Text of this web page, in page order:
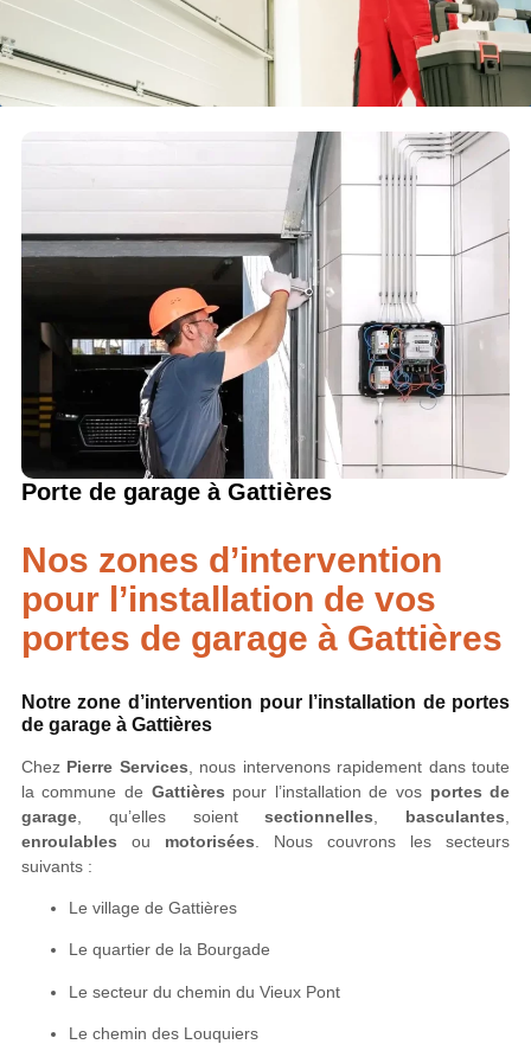
Porte de garage à Gattières
Nos zones d’intervention
pour l’installation de vos
portes de garage à Gattières
Notre zone d’intervention pour l’installation de portes
de garage à Gattières
Chez Pierre Services , nous intervenons rapidement dans toute
la commune de Gattières pour l’installation de vos portes de
garage, qu’elles soientsectionnelles basculantes
enroulables ou motorisées . Nous couvrons les secteurs
suivants :
Le village de Gattières
Le quartier de la Bourgade
Le secteur du chemin du Vieux Pont
Le chemin des Louquiers